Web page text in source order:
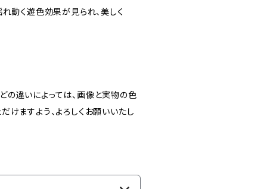
動く遊色効果が見られ、美しく
違いによっては、画像と実物の色
けますよう、よろしくお願いいたし